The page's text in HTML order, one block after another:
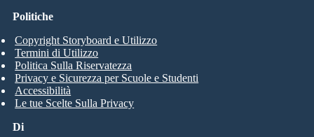
Di
Politiche
Copyright Storyboard e Utilizzo
Termini di Utilizzo
Politica Sulla Riservatezza
Privacy e Sicurezza per Scuole e Studenti
Accessibilità
Le tue Scelte Sulla Privacy